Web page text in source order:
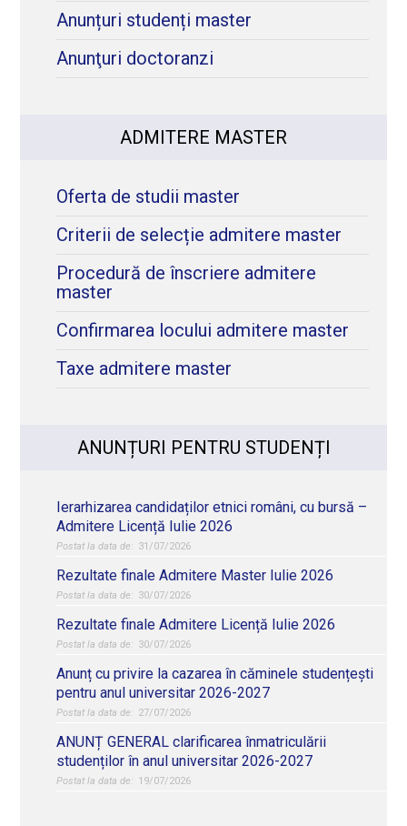
Anunțuri studenți master
Anunţuri doctoranzi
ADMITERE MASTER
Oferta de studii master
Criterii de selecție admitere master
Procedură de înscriere admitere
master
Confirmarea locului admitere master
Taxe admitere master
ANUNȚURI PENTRU STUDENȚI
Ierarhizarea candidaților etnici români, cu bursă –
Admitere Licență Iulie 2026
31/07/2026
Rezultate finale Admitere Master Iulie 2026
30/07/2026
Rezultate finale Admitere Licență Iulie 2026
30/07/2026
Anunț cu privire la cazarea în căminele studențești
pentru anul universitar 2026-2027
27/07/2026
ANUNȚ GENERAL clarificarea înmatriculării
studenților în anul universitar 2026-2027
19/07/2026